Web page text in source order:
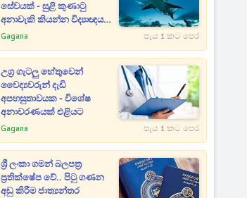
සේවයක් - සුළි කුණාටු
අනාවැකි කියන්න විද්‍යාඥයන්
මෝරුන්ගෙන් උදව් ගනී
Gagana පැය 1 කට පෙර
උග්‍ර ගැටලු හේතුවෙන්
වෛද්‍යවරුන් දැඩි
අපහසුතාවයක - විශේෂ
අනාවරණයක් එළියට
Gagana පැය 1 කට පෙර
ශ්‍රී ලංකා ගමන් බලපත්‍ර
ප්‍රතික්ෂේප වේ.. පිටු ගණන
අඩු කිරීම ජාත්‍යන්තර